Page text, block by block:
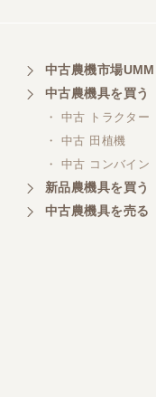
株式会社トミタモータース
株式会社 ケイ・エス・
ープライズ
中古農機市場UMM
中古農機具を買う
・ 中古 トラクター
・ 中古 田植機
・ 中古 コンバイン
新品農機具を買う
中古農機具を売る